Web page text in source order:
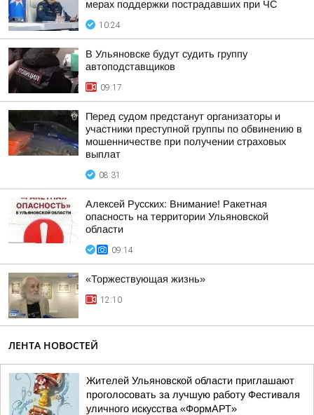
мерах поддержки пострадавших при ЧС
10:24
В Ульяновске будут судить группу
автоподставщиков
09:17
Перед судом предстанут организаторы и
участники преступной группы по обвинению в
мошенничестве при получении страховых
выплат
08:31
Алексей Русских: Внимание! Ракетная
опасность на территории Ульяновской
области
09:14
«Торжествующая жизнь»
12:10
ЛЕНТА НОВОСТЕЙ
Жителей Ульяновской области приглашают
проголосовать за лучшую работу Фестиваля
уличного искусства «ФормАРТ»